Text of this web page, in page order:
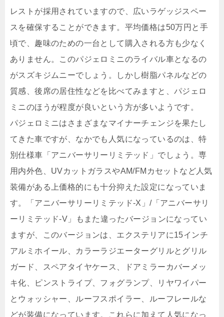
レストが採用されていますので、広いラゲッジスペー
スを確保することができます。平均価格は50万円と手
頃で、趣味のための一台として購入される方も少なく
ありません。このパジェロミニのライバル車となるの
がスズキジムニーでしょう。しかし樹脂パネルなどの
質感、後席の居住性などを比べてみますと、パジェロ
ミニのほうが程度が良いという方が多いようです。
パジェロミニはさまざまなマイナーチェンジを果たし
てきた車ですが、なかでも人気になっているのは、特
別仕様車「アニバーサリーリミテッド」でしょう。専
用内外色、UVカットガラスやAM/FMカセットなど人気
装備がある上価格的にも十分抑えた設定になっていま
す。「アニバーサリーリミテッド-X」/「アニバーサリ
ーリミテッド-V」もまた違ったバージョンになってい
ますが、このバージョンは、エクステリアに15インチ
アルミホイール、カラーラジエーターグリルとグリル
ガード、スペアタイヤケース、ドアミラーカバーメッ
キ化、ピンストライプ、フォグランプ、リヤワイパー
とウォッシャー、ルーフスポイラー、ルーフレールな
どが装備になっています。これらに加えて人気になっ